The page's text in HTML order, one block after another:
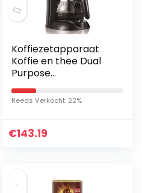
Koffiezetapparaat
Koffie en thee Dual
Purpose
Huishoudelijke
Koffiezetapparaat
Reeds Verkocht: 22%
€143.19